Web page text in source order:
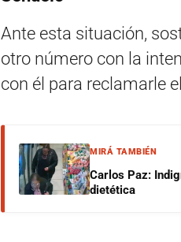
Ante esta situación,
otro número con la
con él para reclamarle
MIRÁ TAMBIÉN
Carlos Paz:
dietética